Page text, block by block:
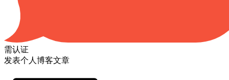
需认证
发表个人博客文章